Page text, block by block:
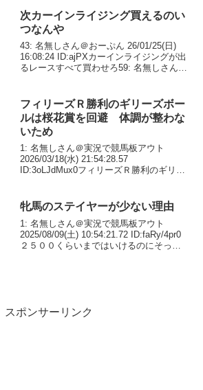
次カーインライジング買えるのい
つなんや
43: 名無しさん＠おーぷん 26/01/25(日)
16:08:24 ID:ajPXカーインライジングが出
るレースすべて買わせろ59: 名無しさん＠
フィリーズＲ勝利のギリーズボー
ルは桜花賞を回避 体調が整わな
いため
1: 名無しさん＠実況で競馬板アウト
2026/03/18(水) 21:54:28.57
ID:3oLJdMux0フィリーズＲ勝利のギリー
ーズボール（牝3、手塚久）は、...
牝馬のステイヤーが少ない理由
1: 名無しさん＠実況で競馬板アウト
2025/08/09(土) 10:54:21.72 ID:faRy/4pr0
２５００くらいまではいけるのにそっか
スポンサーリンク